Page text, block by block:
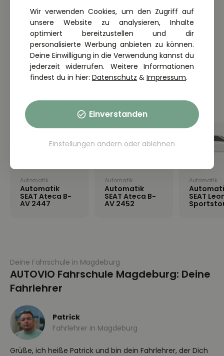
PKW · 14 Lektionen · in 7 Tagen
16 freie Plätze · Jetzt online anmelden
AUTOVIO Fahrschule Magdeburg
Sicherheit & Komfort
Automatik
Automatik
SEAT Ateca B-
AV 2447
Automatik
Automatik
SEAT Ateca B-
AV 2452
Automatik
SEAT
Deine Fahrschule in Magdeburg
AUTOVIO Fahrschule Magdeburg: Deine
Fahrlehrer
Patrick
Fahrlehrer in Magdeburg
Grüße, ich heiße Patrick und bin dein Fahrlehrer, der Dich
Wir verwenden Cookies, um den Zugriff auf
unsere Website zu analysieren, Inhalte
optimiert bereitzustellen und dir
personalisierte Werbung anbieten zu können.
Deine Einwilligung in die Verwendung kannst du
jederzeit widerrufen. Weitere Informationen
findest du in hier: Datenschutz & Impressum.
Einverstanden
Einstellungen ändern oder ablehnen